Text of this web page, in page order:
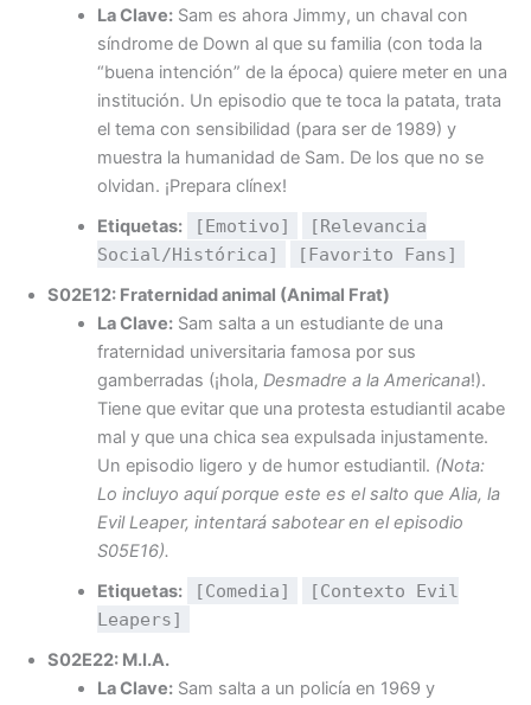
La Clave:Sam es ahora Jimmy, un chaval con
síndrome de Down al que su familia (con toda la
“buena intención” de la época) quiere meter en una
institución. Un episodio que te toca la patata, trata
el tema con sensibilidad (para ser de 1989) y
muestra la humanidad de Sam. De los que no se
olvidan. ¡Prepara clínex!
Etiquetas:
[Emotivo]
[Relevancia
Social/Histórica]
[Favorito Fans]
S02E12: Fraternidad animal (Animal Frat)
La Clave:Sam salta a un estudiante de una
fraternidad universitaria famosa por sus
gamberradas (¡hola, Desmadre a la Americana!).
Tiene que evitar que una protesta estudiantil acabe
mal y que una chica sea expulsada injustamente.
Un episodio ligero y de humor estudiantil. (Nota:
Lo incluyo aquí porque este es el salto que Alia, la
Evil Leaper, intentará sabotear en el episodio
S05E16).
Etiquetas:
[Comedia]
[Contexto Evil
Leapers]
S02E22: M.I.A.
La Clave:Sam salta a un policía en 1969 y